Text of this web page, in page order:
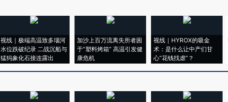
视线｜极端高温致多瑙河
水位跌破纪录 二战沉船与
猛犸象化石接连露出
加沙上百万流离失所者困
于“塑料烤箱” 高温引发健
康危机
视线｜HYROX的吸金
术：是什么让中产们甘
心“花钱找虐”？